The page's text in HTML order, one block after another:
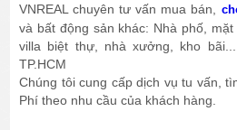
VNREAL chuyên tư vấn mua bán,
và bất động sản khác: Nhà phố,
villa biệt thự, nhà xưởng, kho
TP.HCM
Chúng tôi cung cấp dịch vụ tu vấn,
Phí theo nhu cầu của khách hàng.